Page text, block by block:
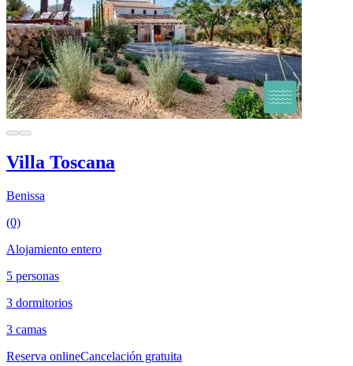
Villa Toscana
Benissa
(0)
Alojamiento entero
5 personas
3 dormitorios
3 camas
Reserva onlineCancelación gratuita